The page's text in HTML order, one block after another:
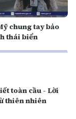
chung tay bảo
thái biển
toàn cầu - Lời
thiên nhiên